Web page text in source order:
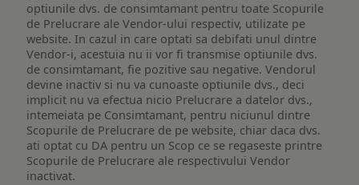
optiunile dvs. de consimtamant pentru toate Scopurile
de Prelucrare ale Vendor-ului respectiv, utilizate pe
website. In cazul in care optati sa debifati unul dintre
Vendor-i, acestuia nu ii vor fi transmise optiunile dvs.
de consimtamant, fie pozitive sau negative. Vendorul
devine inactiv si nu va cunoaste optiunile dvs., deci
implicit nu va efectua nicio Prelucrare a datelor dvs.,
intemeiata pe Consimtamant, pentru niciunul dintre
Scopurile de Prelucrare de pe website, chiar daca dvs.
ati optat cu DA pentru un Scop ce se regaseste printre
Scopurile de Prelucrare ale respectivului Vendor
inactivat.